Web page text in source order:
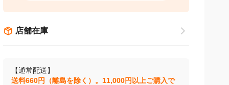
店舗在庫
【通常配送】
送料660円（離島を除く）。11,000円以上ご購入で